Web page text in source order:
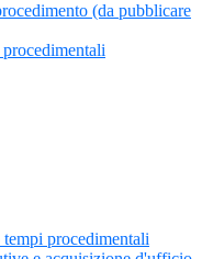
(da pubblicare
procedimentali